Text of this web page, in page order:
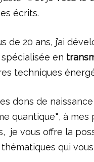
écrits.
de 20 ans, j’ai
spécialisée en
techniques
dons de
quantique*, à mes
je vous offre la
qui